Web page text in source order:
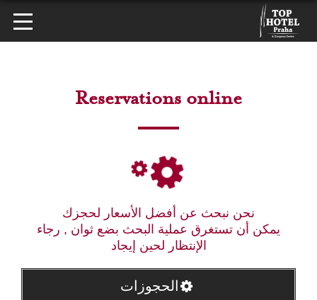
Reservations online
نحن نبحث عن أفضل الأسعار لحجزك
يمكن أن تستغرق عملية البحث بضع ثوان , رجاء
الإنتظار لحين إيجاد
الحجوزات